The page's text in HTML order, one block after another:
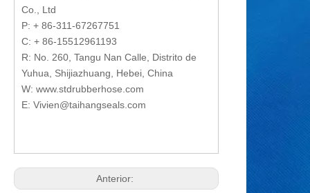
Co., Ltd
P: + 86-311-67267751
C: + 86-15512961193
R: No. 260, Tangu Nan Calle, Distrito de
Yuhua, Shijiazhuang, Hebei, China
W: www.stdrubberhose.com
E: Vivien@taihangseals.com
Anterior: